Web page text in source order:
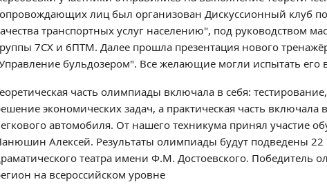
лиц был организован Дискуссионный клуб
транспортных услуг населению", под руководством
7СХ и 6ПТМ. Далее прошла презентация нового
бульдозером". Все желающие могли испытать его
часть олимпиады включала в себя:
экономических задач, а практическая часть включала
автомобиля. От нашего техникума принял участие
Алексей. Результаты олимпиады будут подведены 22
театра имени Ф.М. Достоевского. Победитель
на всероссийском уровне